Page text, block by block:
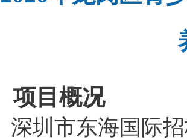
项目概况
深圳市东海国际招